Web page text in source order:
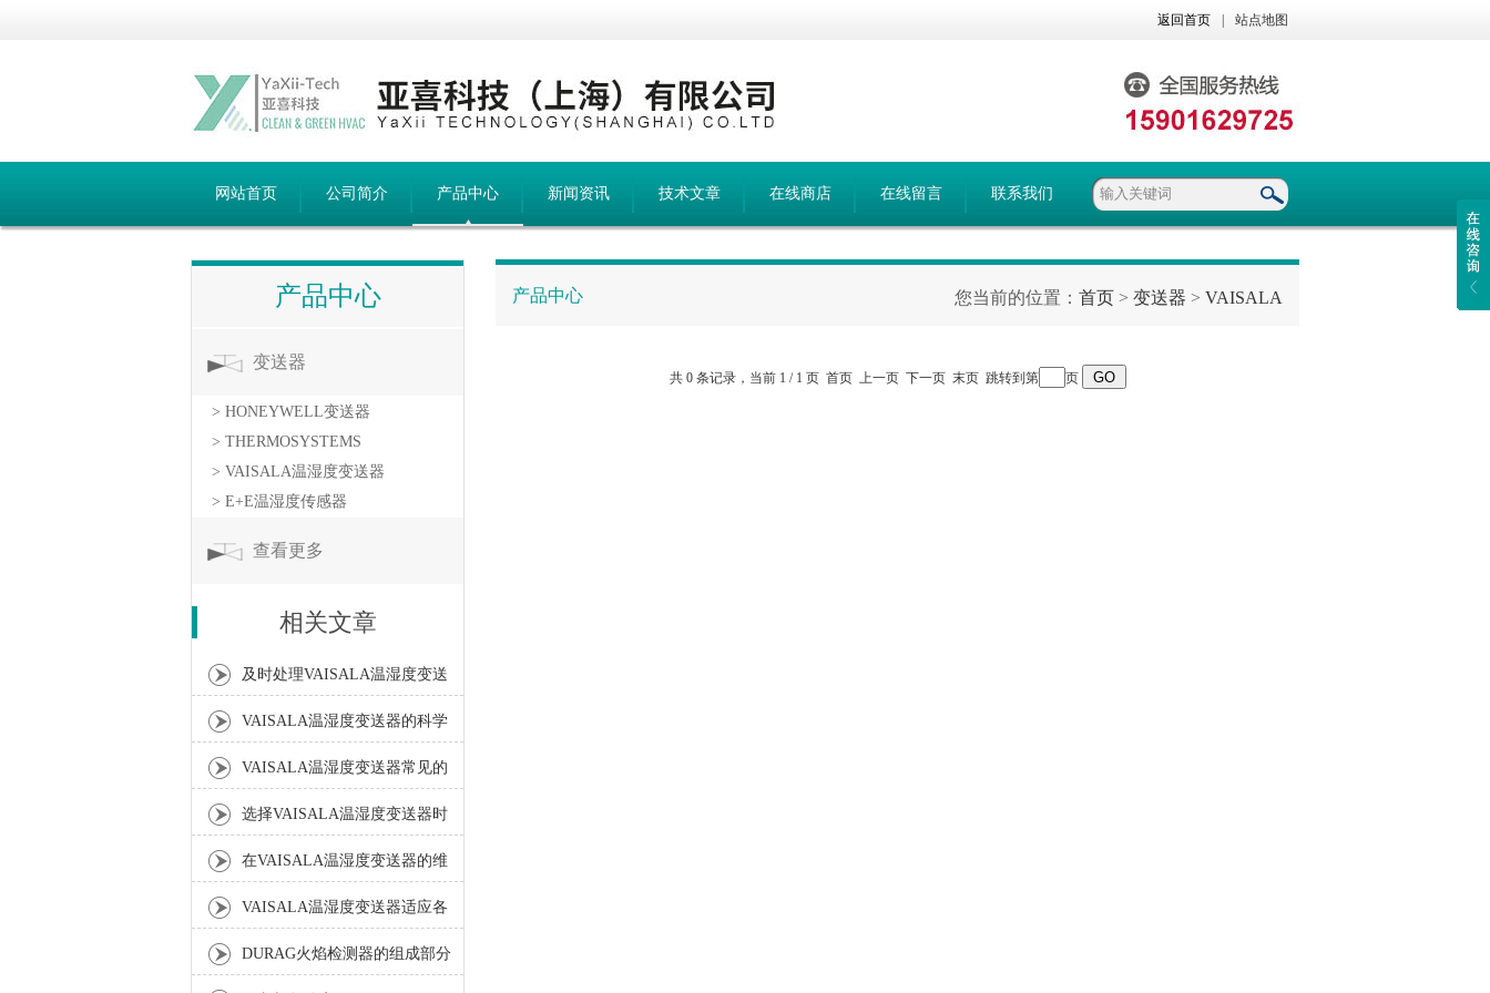
返回首页 站点地图
网站首页 公司简介 产品中心 新闻资讯 技术文章 在线商店 在线留言 联系我们
产品中心
变送器
> HONEYWELL变送器
> THERMOSYSTEMS
> VAISALA温湿度变送器
> E+E温湿度传感器
查看更多
相关文章
及时处理VAISALA温湿度变送
器典型故障有助于保障测量数
VAISALA温湿度变送器的科学
安装步骤介绍
VAISALA温湿度变送器常见的
故障相应解决方法分享
选择VAISALA温湿度变送器时
需要注意以下要点
在VAISALA温湿度变送器的维
护过程中要掌握方式方法
VAISALA温湿度变送器适应各
种高要求的工业场合
DURAG火焰检测器的组成部分
产品中心 您当前的位置： 首页 > 变送器 > VAISALA
共 0 条记录，当前 1 / 1 页 首页 上一页 下一页 末页 跳转到第 页